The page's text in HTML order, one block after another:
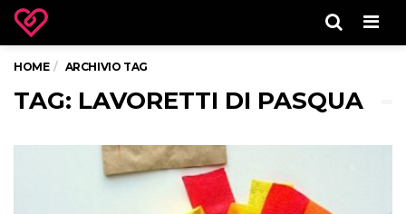
HOME ARCHIVIO TAG
TAG: LAVORETTI DI PASQUA